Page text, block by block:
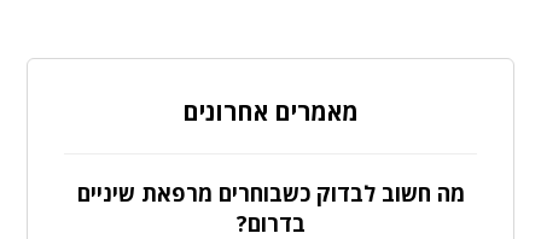
מאמרים אחרונים
מה חשוב לבדוק כשבוחרים מרפאת שיניים
בדרום?